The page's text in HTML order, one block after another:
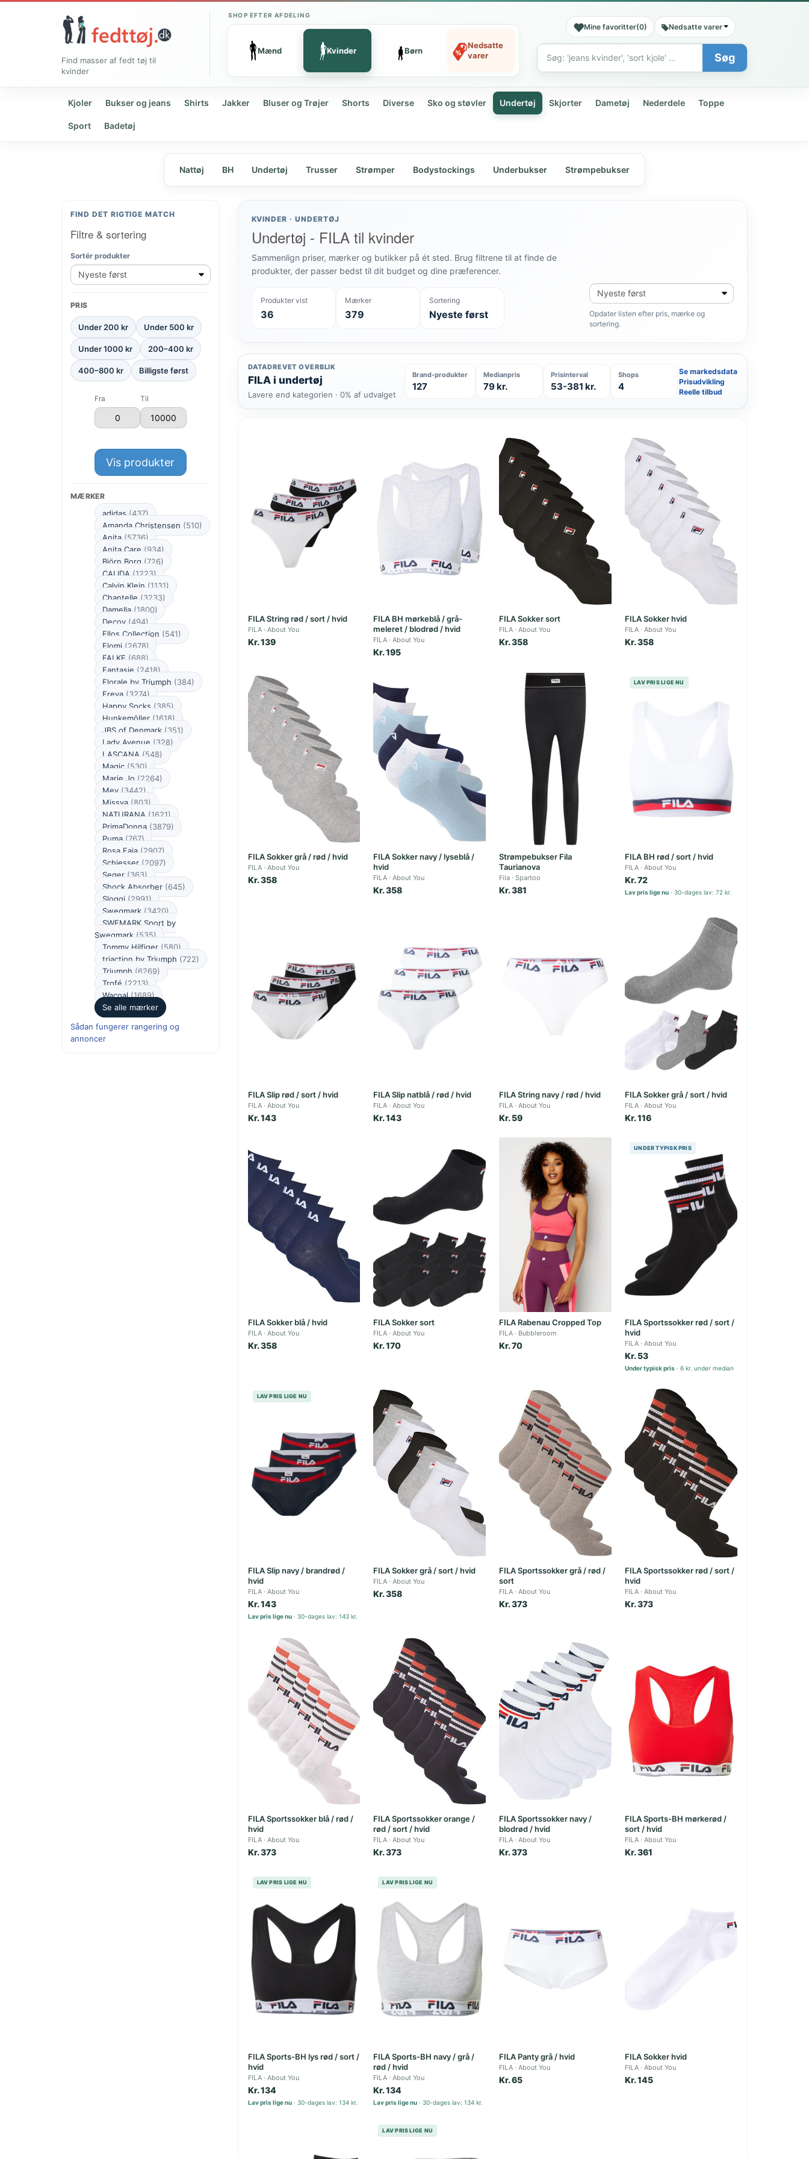
Find masser af fedt tøj til
kvinder
SHOP EFTER AFDELING
Mænd Kvinder Børn
Nedsatte
varer
Mine favoritter(0) Nedsatte varer
Søg
Søg
Kjoler Bukser og jeans Shirts Jakker Bluser og Trøjer Shorts Diverse Sko og støvler Undertøj Skjorter Dametøj Nederdele Toppe
Sport Badetøj
Nattøj BH Undertøj Trusser Strømper Bodystockings Underbukser Strømpebukser
FIND DET RIGTIGE MATCH
Filtre & sortering
Sortér produkter
PRIS
Under 200 kr Under 500 kr
Under 1000 kr 200–400 kr
400–800 kr Billigste først
Fra Til
Vis produkter
MÆRKER
adidas (437)
Amanda Christensen (510)
Anita (5736)
Anita Care (934)
Björn Borg (726)
CALIDA (1223)
Calvin Klein (1131)
Chantelle (3233)
Damella (1800)
Decoy (494)
Ellos Collection (541)
Elomi (2678)
FALKE (688)
Fantasie (2418)
Florale by Triumph (384)
Freya (3274)
Happy Socks (385)
Hunkemöller (1618)
JBS of Denmark (351)
Lady Avenue (328)
LASCANA (548)
Magic (530)
Marie Jo (2264)
Mey (3442)
Missya (803)
NATURANA (1621)
PrimaDonna (3879)
Puma (767)
Rosa Faia (2907)
Schiesser (2097)
Seger (363)
Shock Absorber (645)
Sloggi (2991)
Swegmark (3420)
SWEMARK Sport by
Swegmark (535)
Tommy Hilfiger (580)
triaction by Triumph (722)
Triumph (6269)
Trofé (2213)
Wacoal(1689)
Se alle mærker
Sådan fungerer rangering og
annoncer
KVINDER · UNDERTØJ
Undertøj - FILA til kvinder
Sammenlign priser, mærker og butikker på ét sted. Brug filtrene til at finde de
produkter, der passer bedst til dit budget og dine præferencer.
Produkter vist
36
Mærker
379
Sortering
Nyeste først
Sortér
produkter
Opdater listen efter pris, mærke og
sortering.
DATADREVET OVERBLIK
FILA i undertøj
Lavere end kategorien · 0% af udvalget
Brand-produkter
127
Medianpris
79 kr.
Prisinterval
53-381 kr.
Shops
4
Se markedsdata
Prisudvikling
Reelle tilbud
FILA String rød / sort / hvid
FILA About You
Kr. 139
FILA BH mørkeblå / grå-
meleret / blodrød / hvid
FILA About You
Kr. 195
FILA Sokker sort
FILA About You
Kr. 358
FILA Sokker hvid
FILA About You
Kr. 358
FILA Sokker grå / rød / hvid
FILA About You
Kr. 358
FILA Sokker navy / lyseblå /
hvid
FILA About You
Kr. 358
Strømpebukser Fila
Taurianova
Fila Spartoo
Kr. 381
LAV PRIS LIGE NU
FILA BH rød / sort / hvid
FILA About You
Kr. 72
Lav pris lige nu 30-dages lav: 72 kr.
FILA Slip rød / sort / hvid
FILA About You
Kr. 143
FILA Slip natblå / rød / hvid
FILA About You
Kr. 143
FILA String navy / rød / hvid
FILA About You
Kr. 59
FILA Sokker grå / sort / hvid
FILA About You
Kr. 116
FILA Sokker blå / hvid
FILA About You
Kr. 358
FILA Sokker sort
FILA About You
Kr. 170
FILA Rabenau Cropped Top
FILA Bubbleroom
Kr. 70
UNDER TYPISK PRIS
FILA Sportssokker rød / sort /
hvid
FILA About You
Kr. 53
Under typisk pris 6 kr. under median
LAV PRIS LIGE NU
FILA Slip navy / brandrød /
hvid
FILA About You
Kr. 143
Lav pris lige nu 30-dages lav: 143 kr.
FILA Sokker grå / sort / hvid
FILA About You
Kr. 358
FILA Sportssokker grå / rød /
sort
FILA About You
Kr. 373
FILA Sportssokker rød / sort /
hvid
FILA About You
Kr. 373
FILA Sportssokker blå / rød /
hvid
FILA About You
Kr. 373
FILA Sportssokker orange /
rød / sort / hvid
FILA About You
Kr. 373
FILA Sportssokker navy /
blodrød / hvid
FILA About You
Kr. 373
FILA Sports-BH mørkerød /
sort / hvid
FILA About You
Kr. 361
LAV PRIS LIGE NU
FILA Sports-BH lys rød / sort /
hvid
FILA About You
Kr. 134
Lav pris lige nu 30-dages lav: 134 kr.
LAV PRIS LIGE NU
FILA Sports-BH navy / grå /
rød / hvid
FILA About You
Kr. 134
Lav pris lige nu 30-dages lav: 134 kr.
FILA Panty grå / hvid
FILA About You
Kr. 65
FILA Sokker hvid
FILA About You
Kr. 145
LAV PRIS LIGE NU